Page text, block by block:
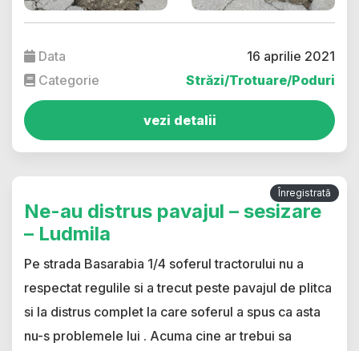
Data
16 aprilie 2021
Categorie
Străzi/Trotuare/Poduri
vezi detalii
Înregistrată
Ne-au distrus pavajul – sesizare
– Ludmila
Pe strada Basarabia 1/4 soferul tractorului nu a
respectat regulile si a trecut peste pavajul de plitca
si la distrus complet la care soferul a spus ca asta
nu-s problemele lui . Acuma cine ar trebui sa